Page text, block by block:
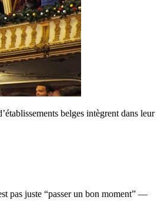
belges intègrent dans leur
pas juste “passer un bon moment” —